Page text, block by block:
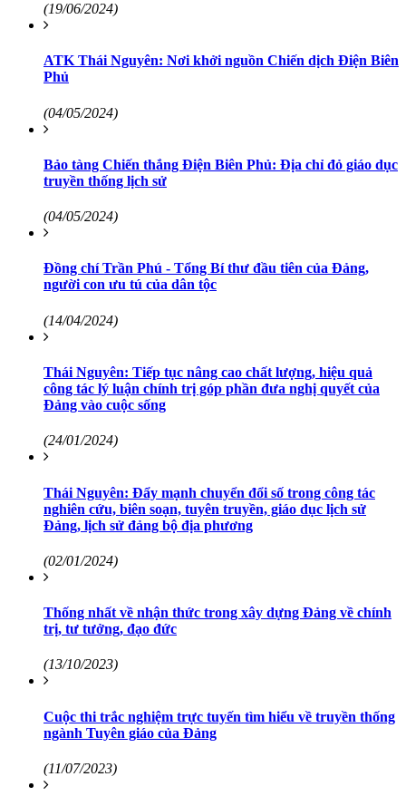
(19/06/2024)
ATK Thái Nguyên: Nơi khởi nguồn Chiến dịch Điện Biên
Phủ
(04/05/2024)
Bảo tàng Chiến thắng Điện Biên Phủ: Địa chỉ đỏ giáo dục
truyền thống lịch sử
(04/05/2024)
Đồng chí Trần Phú - Tổng Bí thư đầu tiên của Đảng,
người con ưu tú của dân tộc
(14/04/2024)
Thái Nguyên: Tiếp tục nâng cao chất lượng, hiệu quả
công tác lý luận chính trị góp phần đưa nghị quyết của
Đảng vào cuộc sống
(24/01/2024)
Thái Nguyên: Đẩy mạnh chuyển đổi số trong công tác
nghiên cứu, biên soạn, tuyên truyền, giáo dục lịch sử
Đảng, lịch sử đảng bộ địa phương
(02/01/2024)
Thống nhất về nhận thức trong xây dựng Đảng về chính
trị, tư tưởng, đạo đức
(13/10/2023)
Cuộc thi trắc nghiệm trực tuyến tìm hiểu về truyền thống
ngành Tuyên giáo của Đảng
(11/07/2023)